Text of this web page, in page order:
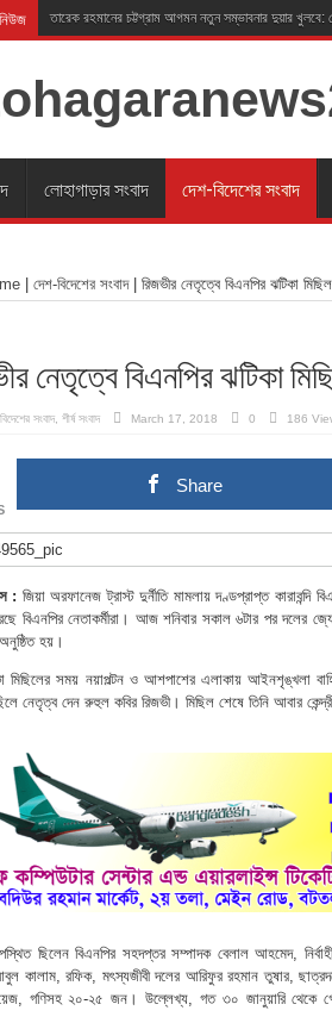
তারেক রহমানের চট্টগ্রাম আগমন নতুন সম্ভাবনার দুয়ার খুলবে:
লোহাগাড়ার সংবাদ দেশ-বিদেশের সংবাদ
দেশ-বিদেশের সংবাদ রিজভীর নেতৃত্বে বিএনপির ঝটিকা মিছিল
নেতৃত্বে বিএনপির ঝটিকা
সংবাদ শীর্ষ সংবাদ March 17, 2018 0 186
Share
: জিয়া অরফানেজ ট্রাস্ট দুর্নীতি মামলায় দণ্ডপ্রাপ্ত কারাবন্দি
বিএনপির নেতাকর্মীরা। আজ শনিবার সকাল ৬টার পর দলের
হয়।
মিছিলের সময় নয়াপল্টন ও আশপাশের এলাকায় আইনশৃঙ্খলা
নেতৃত্ব দেন রুহুল কবির রিজভী। মিছিল শেষে তিনি আবার
ছিলেন বিএনপির সহদপ্তর সম্পাদক বেলাল আহমেদ,
কালাম, রফিক, মৎস্যজীবী দলের আরিফুর রহমান তুষার,
গণিসহ ২০-২৫ জন। উল্লেখ্য, গত ৩০ জানুয়ারি থেকে